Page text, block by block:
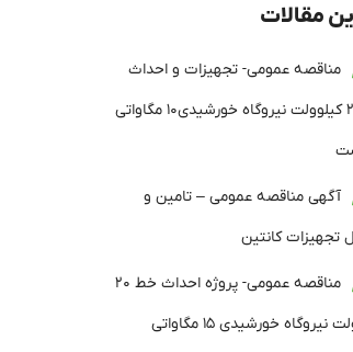
مقالات
مناقصه عمومی- تجهیزات و احداث
خط۲۰ کیلوولت نیروگاه خورشیدی۱۰ مگاواتی
آگهی مناقصه عمومی – تامین و
تجهیزات کانتین
مناقصه عمومی- پروژه احداث خط ۲۰
کیلوولت نیروگاه خورشیدی ۱۵ مگاواتی